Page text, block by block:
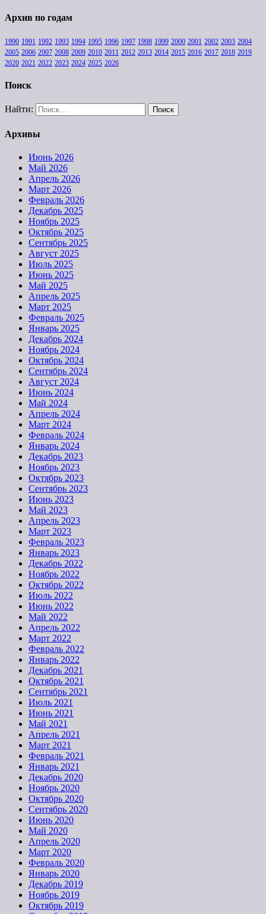
Архив по годам
1990 1991 1992 1993 1994 1995 1996 1997 1998 1999 2000 2001 2002 2003 2004
2005 2006 2007 2008 2009 2010 2011 2012 2013 2014 2015 2016 2017 2018 2019
2020 2021 2022 2023 2024 2025 2026
Поиск
Найти:
Архивы
Июнь 2026
Май 2026
Апрель 2026
Март 2026
Февраль 2026
Декабрь 2025
Ноябрь 2025
Октябрь 2025
Сентябрь 2025
Август 2025
Июль 2025
Июнь 2025
Май 2025
Апрель 2025
Март 2025
Февраль 2025
Январь 2025
Декабрь 2024
Ноябрь 2024
Октябрь 2024
Сентябрь 2024
Август 2024
Июнь 2024
Май 2024
Апрель 2024
Март 2024
Февраль 2024
Январь 2024
Декабрь 2023
Ноябрь 2023
Октябрь 2023
Сентябрь 2023
Июнь 2023
Май 2023
Апрель 2023
Март 2023
Февраль 2023
Январь 2023
Декабрь 2022
Ноябрь 2022
Октябрь 2022
Июль 2022
Июнь 2022
Май 2022
Апрель 2022
Март 2022
Февраль 2022
Январь 2022
Декабрь 2021
Октябрь 2021
Сентябрь 2021
Июль 2021
Июнь 2021
Май 2021
Апрель 2021
Март 2021
Февраль 2021
Январь 2021
Декабрь 2020
Ноябрь 2020
Октябрь 2020
Сентябрь 2020
Июнь 2020
Май 2020
Апрель 2020
Март 2020
Февраль 2020
Январь 2020
Декабрь 2019
Ноябрь 2019
Октябрь 2019